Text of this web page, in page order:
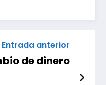
Entrada anterior
de dinero